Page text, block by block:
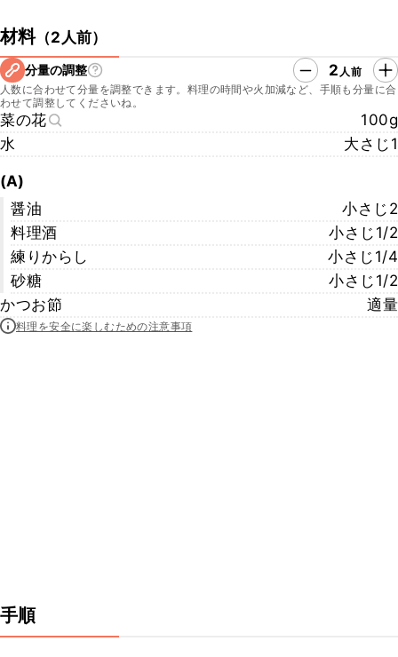
材料（2人前）
分量の調整 2 人前
人数に合わせて分量を調整できます。料理の時間や火加減など、手順も分量に合
わせて調整してくださいね。
菜の花
100g
水
大さじ1
(A)
醤油
小さじ2
料理酒
小さじ1/2
練りからし
小さじ1/4
砂糖
小さじ1/2
かつお節
適量
料理を安全に楽しむための注意事項
手順